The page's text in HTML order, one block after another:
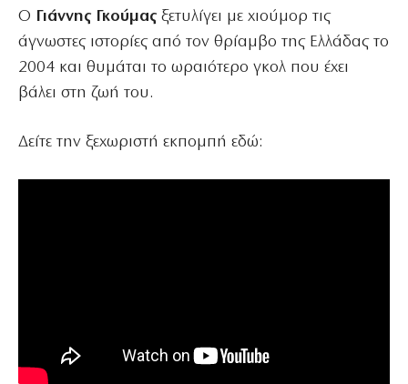
Ο Γιάννης Γκούμας ξετυλίγει με χιούμορ τις
άγνωστες ιστορίες από τον θρίαμβο της Ελλάδας το
2004 και θυμάται το ωραιότερο γκολ που έχει
βάλει στη ζωή του.
Δείτε την ξεχωριστή εκπομπή εδώ: